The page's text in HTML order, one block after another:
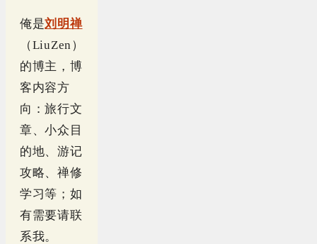
俺是刘明禅
（LiuZen）
的博主，博
客内容方
向：旅行文
章、小众目
的地、游记
攻略、禅修
学习等；如
有需要请联
系我。